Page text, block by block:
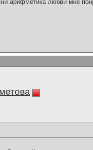
арифметика любви мне